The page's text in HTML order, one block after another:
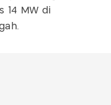
14 MW di